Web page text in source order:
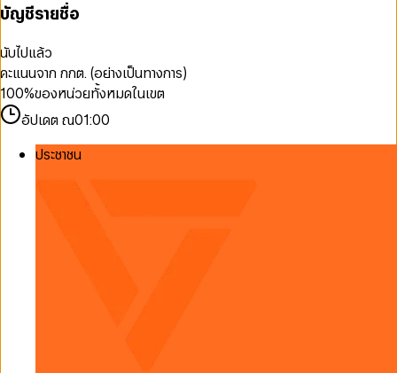
บัญชีรายชื่อ
นับไปแล้ว
คะแนนจาก กกต. (อย่างเป็นทางการ)
100%ของหน่วยทั้งหมดในเขต
อัปเดต ณ01:00
ประชาชน